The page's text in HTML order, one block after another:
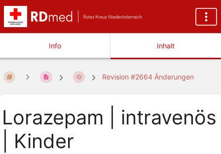
Info Inhalt
Revision #2664 Änderungen
Lorazepam | intravenös
| Kinder